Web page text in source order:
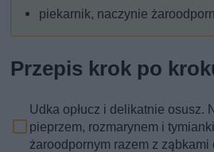
piekarnik, naczynie
Przepis krok po
Udka opłucz i delikatnie osusz.
pieprzem, rozmarynem i
żaroodpornym razem z ząbkami